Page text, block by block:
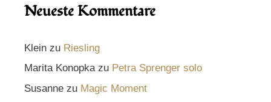
Neueste Kommentare
Klein zu Riesling
Marita Konopkazu Petra Sprenger solo
Susanne zu Magic Moment